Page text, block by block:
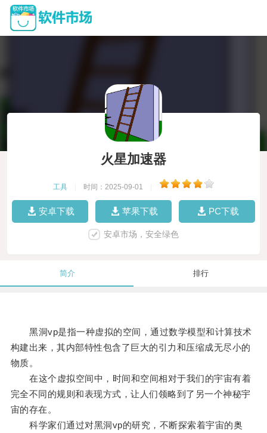
火星加速器
工具 时间：2025-09-01
安卓下载 苹果下载 PC下载
安卓市场，安全绿色
简介 排行
黑洞vp是指一种虚拟的空间，通过数学模型和计算技术
构建出来，其内部特性包含了巨大的引力和压缩成无尽小的
物质。
在这个虚拟空间中，时间和空间相对于我们的宇宙有着
完全不同的规则和表现方式，让人们领略到了另一个神秘宇
宙的存在。
科学家们通过对黑洞vp的研究，不断探索着宇宙的奥